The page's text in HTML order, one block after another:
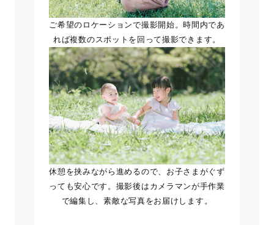
ご希望のロケーションで撮影開始。時間内であ
れば複数のスポットを回って撮影できます。
休憩を挟みながら進めるので、お子さまがぐず
っても安心です。撮影後はカメラマンが手作業
で編集し、素敵な写真をお届けします。